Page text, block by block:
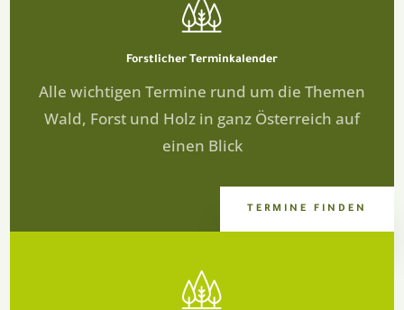
Forstlicher Terminkalender
Alle wichtigen Termine rund um die Themen
Wald, Forst und Holz in ganz Österreich auf
einen Blick
TERMINE FINDEN